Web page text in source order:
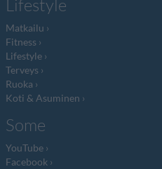
Lifestyle
Matkailu
Fitness
Lifestyle
Terveys
Ruoka
Koti & Asuminen
Some
YouTube
Facebook